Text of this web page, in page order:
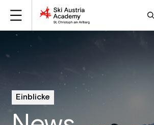
Einblicke